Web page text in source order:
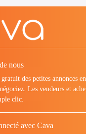
nous
des petites annonces
Les vendeurs et
clic.
avec Cava